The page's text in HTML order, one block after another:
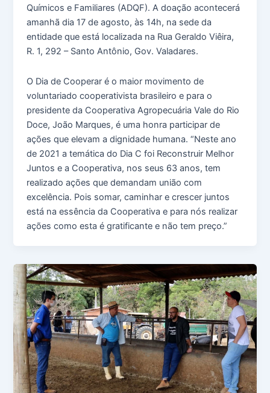
Químicos e Familiares (ADQF). A doação acontecerá
amanhã dia 17 de agosto, às 14h, na sede da
entidade que está localizada na Rua Geraldo Viêira,
R. 1, 292 – Santo Antônio, Gov. Valadares.
O Dia de Cooperar é o maior movimento de
voluntariado cooperativista brasileiro e para o
presidente da Cooperativa Agropecuária Vale do Rio
Doce, João Marques, é uma honra participar de
ações que elevam a dignidade humana. “Neste ano
de 2021 a temática do Dia C foi Reconstruir Melhor
Juntos e a Cooperativa, nos seus 63 anos, tem
realizado ações que demandam união com
excelência. Pois somar, caminhar e crescer juntos
está na essência da Cooperativa e para nós realizar
ações como esta é gratificante e não tem preço.”